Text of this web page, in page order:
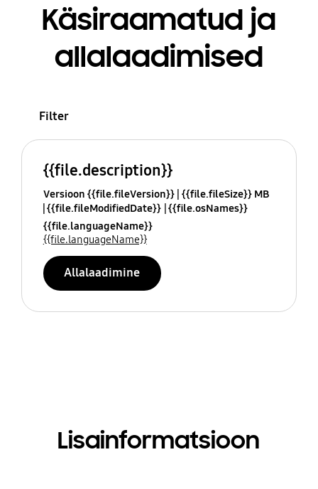
Käsiraamatud ja
allalaadimised
Filter
{{file.description}}
Versioon {{file.fileVersion}} {{file.fileSize}} MB
{{file.fileModifiedDate}} {{file.osNames}}
{{file.languageName}}
{{file.languageName}}
Allalaadimine
Lisainformatsioon